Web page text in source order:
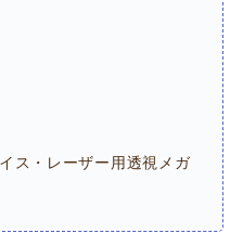
ス・レーザー用透視メガ